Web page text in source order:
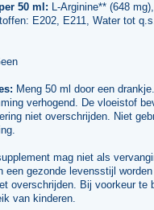
50 ml: L-Arginine** (648
E202, E211, Water tot
Meng 50 ml door een
verhogend. De vloeistof
niet overschrijden. Niet
mag niet als
een gezonde levensstijl
overschrijden. Bij voorkeur te
van kinderen.